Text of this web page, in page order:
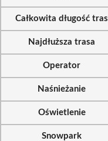
Całkowita długość tras
Najdłuższa trasa
Operator
Naśnieżanie
Oświetlenie
Snowpark